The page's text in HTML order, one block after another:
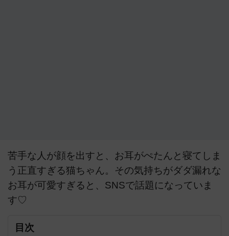
苦手な人が顔を出すと、お耳がぺたんと寝てしま
う正直すぎる猫ちゃん。その気持ちがダダ漏れな
お耳が可愛すぎると、SNSで話題になっていま
す♡
目次